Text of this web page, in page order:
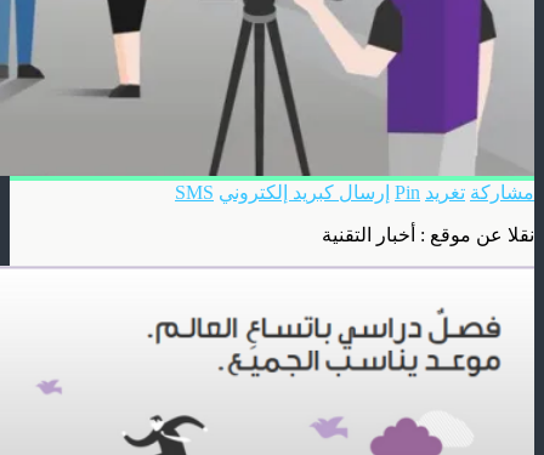
مشاركة تغريد Pin إرسال كبريد إلكتروني SMS
نقلا عن موقع : أخبار التقنية